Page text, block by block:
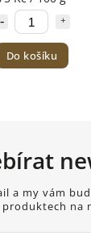
Do košíku
a my vám
na